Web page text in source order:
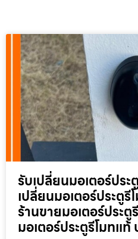
รับเปลี่ยนมอเตอร์ปร
เปลี่ยนมอเตอร์ประตู
ร้านขายมอเตอร์ประ
มอเตอร์ประตูรีโมทแท้